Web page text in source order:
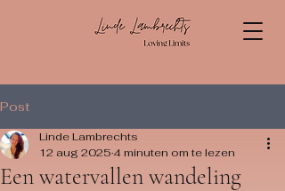
Post
Een watervallen wandeling
Linde Lambrechts
12 aug 2025 4 minuten om te lezen